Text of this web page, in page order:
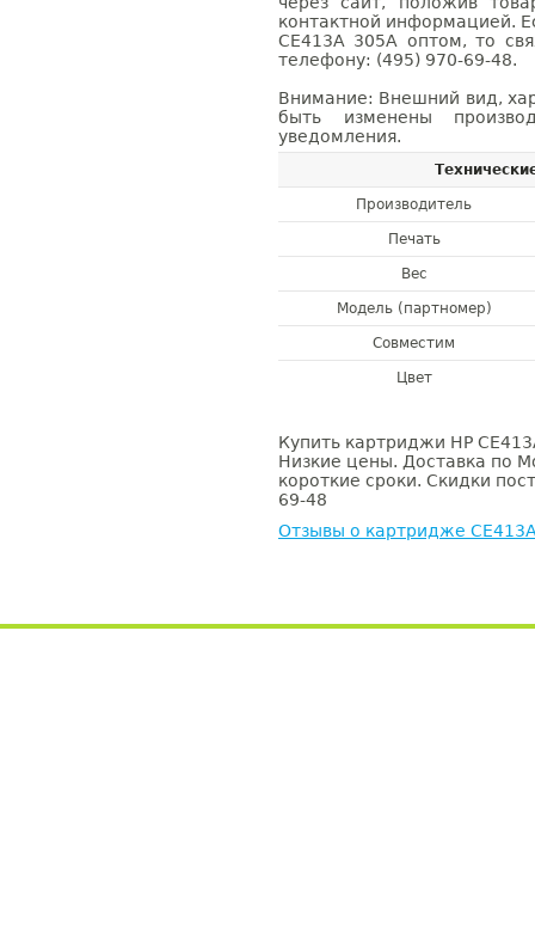
контактной информацией.
CE413A 305A оптом, то
телефону: (495) 970-69-48.
Внимание: Внешний вид,
быть изменены
уведомления.
Производитель
Печать
Вес
Модель (партномер)
Совместим
Цвет
Купить картриджи HP
Низкие цены. Доставка по
короткие сроки. Скидки
69-48
Отзывы о картридже